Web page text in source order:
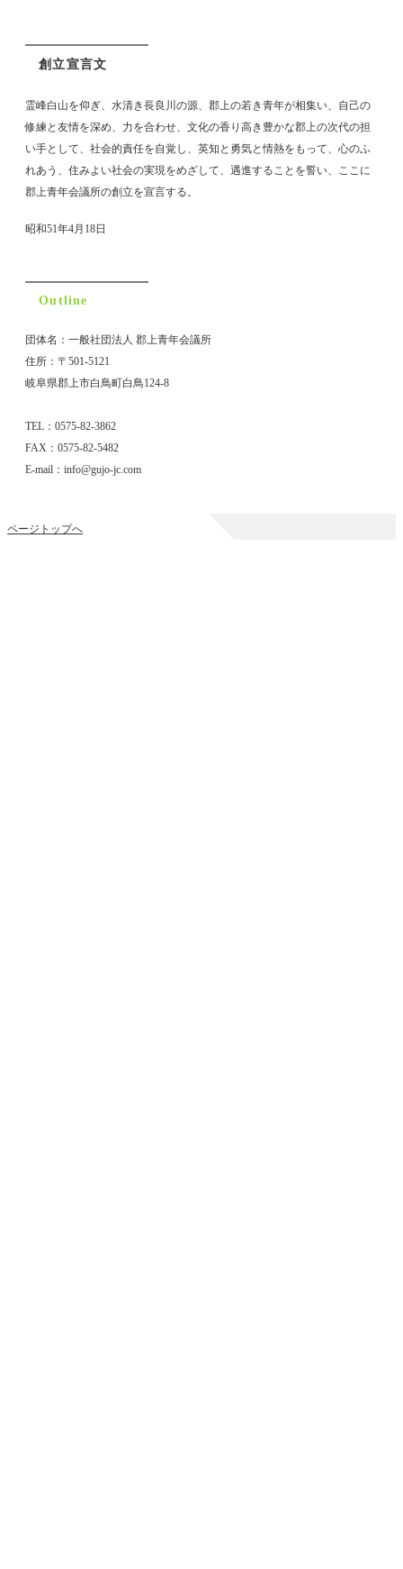
創立宣言文
霊峰白山を仰ぎ、水清き長良川の源、郡上の若き青年が相集い、自己の
修練と友情を深め、力を合わせ、文化の香り高き豊かな郡上の次代の担
い手として、 社会的責任を自覚し、英知と勇気と情熱をもって、心のふ
れあう、住みよい社会の実現をめざして、遇進することを誓い、ここに
郡上青年会議所の創立を宣言する。
昭和51年4月18日
Outline
団体名：一般社団法人 郡上青年会議所
住所：〒501-5121
岐阜県郡上市白鳥町白鳥124-8
TEL：0575-82-3862
FAX：0575-82-5482
E-mail：info@gujo-jc.com
ページトップへ